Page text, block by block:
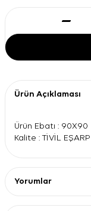
Ürün Açıklaması
Ürün Ebatı : 90X90
Kalite : TİVİL EŞARP
Yorumlar